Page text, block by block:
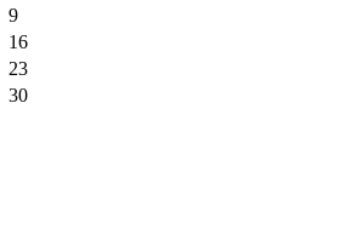
9
16
23
30